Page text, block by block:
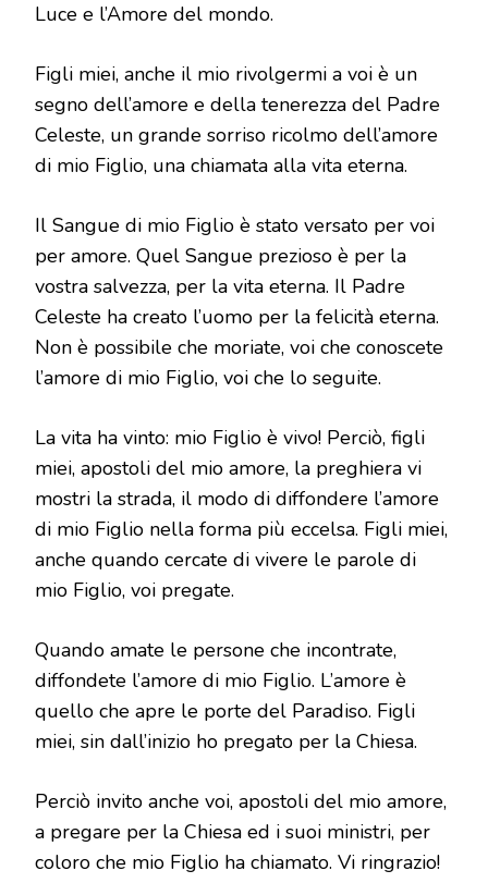
Luce e l’Amore del mondo.
Figli miei, anche il mio rivolgermi a voi è un
segno dell’amore e della tenerezza del Padre
Celeste, un grande sorriso ricolmo dell’amore
di mio Figlio, una chiamata alla vita eterna.
Il Sangue di mio Figlio è stato versato per voi
per amore. Quel Sangue prezioso è per la
vostra salvezza, per la vita eterna. Il Padre
Celeste ha creato l’uomo per la felicità eterna.
Non è possibile che moriate, voi che conoscete
l’amore di mio Figlio, voi che lo seguite.
La vita ha vinto: mio Figlio è vivo! Perciò, figli
miei, apostoli del mio amore, la preghiera vi
mostri la strada, il modo di diffondere l’amore
di mio Figlio nella forma più eccelsa. Figli miei,
anche quando cercate di vivere le parole di
mio Figlio, voi pregate.
Quando amate le persone che incontrate,
diffondete l’amore di mio Figlio. L’amore è
quello che apre le porte del Paradiso. Figli
miei, sin dall’inizio ho pregato per la Chiesa.
Perciò invito anche voi, apostoli del mio amore,
a pregare per la Chiesa ed i suoi ministri, per
coloro che mio Figlio ha chiamato. Vi ringrazio!